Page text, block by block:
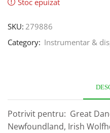
SKU: 279886
Category: Instrumentar &
Potrivit pentru: Great
Newfoundland, Irish